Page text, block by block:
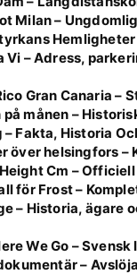
Milan –
Vi – Adress,
Gran Canaria –
månen –
– Fakta, Historia
över helsingfors –
Cm –
för Frost –
– Historia, ägare
We Go –
–